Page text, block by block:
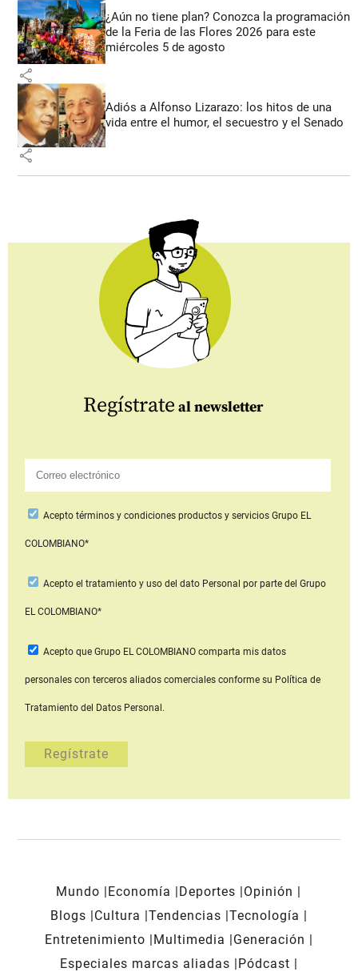
¿Aún no tiene plan? Conozca la programación
de la Feria de las Flores 2026 para este
miércoles 5 de agosto
share
Adiós a Alfonso Lizarazo: los hitos de una
vida entre el humor, el secuestro y el Senado
share
Regístrate al newsletter
Aceptotérminos y condiciones productos y serviciosGrupo EL
COLOMBIANO*
Acepto el tratamiento y uso del dato Personal por parte del Grupo
EL COLOMBIANO*
Acepto que Grupo EL COLOMBIANOcomparta mis datos
personales con terceros aliados comerciales conforme su Política de
Tratamiento del Datos Personal.
Mundo Economía Deportes
Opinión
Blogs
Cultura Tendencias Tecnología
Entretenimiento
Multimedia
Generación
Especiales marcas aliadas
Pódcast